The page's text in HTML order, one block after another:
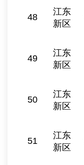
48
江东
新区
49
江东
新区
50
江东
新区
51
江东
新区